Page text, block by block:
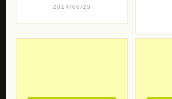
2014/06/25